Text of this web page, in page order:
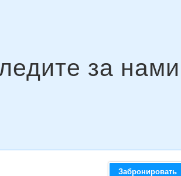
Забронировать